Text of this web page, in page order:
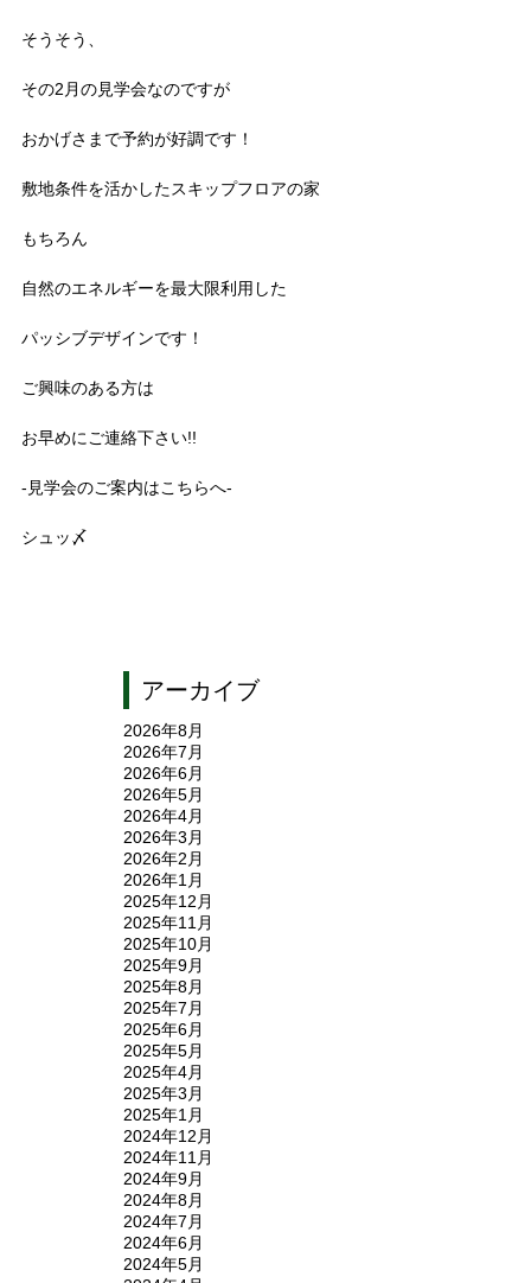
そうそう、
その2月の見学会なのですが
おかげさまで予約が好調です！
敷地条件を活かしたスキップフロアの家
もちろん
自然のエネルギーを最大限利用した
パッシブデザインです！
ご興味のある方は
お早めにご連絡下さい!!
-見学会のご案内はこちらへ-
シュッ〆
アーカイブ
2026年8月
2026年7月
2026年6月
2026年5月
2026年4月
2026年3月
2026年2月
2026年1月
2025年12月
2025年11月
2025年10月
2025年9月
2025年8月
2025年7月
2025年6月
2025年5月
2025年4月
2025年3月
2025年1月
2024年12月
2024年11月
2024年9月
2024年8月
2024年7月
2024年6月
2024年5月